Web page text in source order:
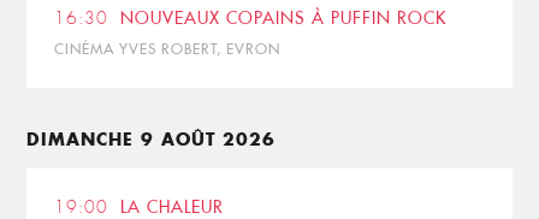
16:30 NOUVEAUX COPAINS À PUFFIN ROCK
CINÉMA YVES ROBERT, EVRON
DIMANCHE 9 AOÛT 2026
19:00 LA CHALEUR